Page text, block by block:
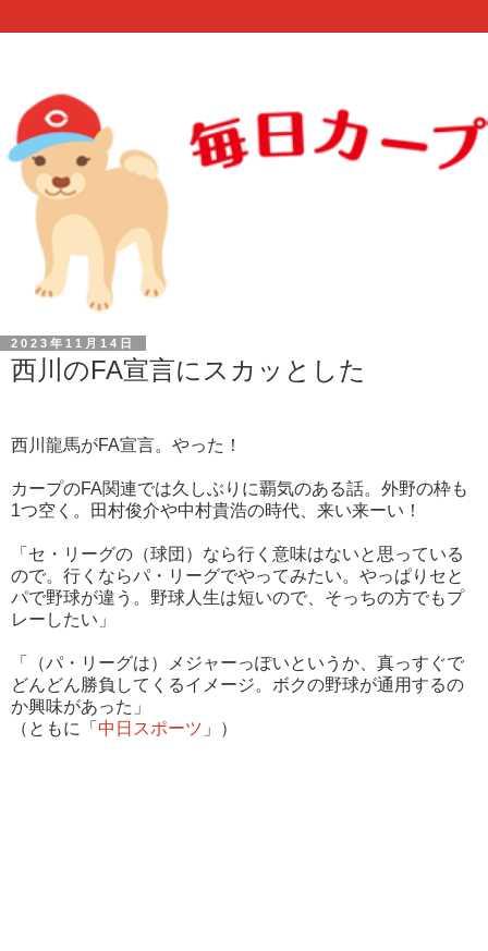
2023年11月14日
西川のFA宣言にスカッとした
西川龍馬がFA宣言。やった！
カープのFA関連では久しぶりに覇気のある話。外野の枠も
1つ空く。田村俊介や中村貴浩の時代、来い来ーい！
「セ・リーグの（球団）なら行く意味はないと思っている
ので。行くならパ・リーグでやってみたい。やっぱりセと
パで野球が違う。野球人生は短いので、そっちの方でもプ
レーしたい」
「（パ・リーグは）メジャーっぽいというか、真っすぐで
どんどん勝負してくるイメージ。ボクの野球が通用するの
か興味があった」
（ともに「 中日スポーツ 」）